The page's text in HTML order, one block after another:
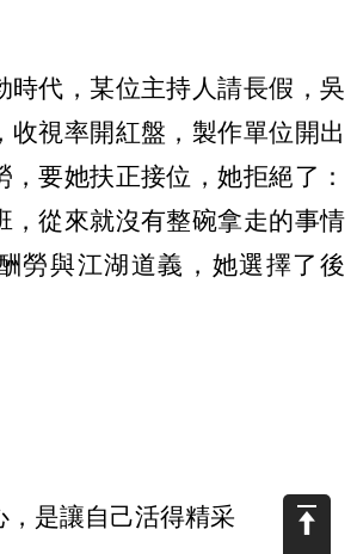
時代，某位主持人請長假，吳
收視率開紅盤，製作單位開出
，要她扶正接位，她拒絕了：
，從來就沒有整碗拿走的事情
勞與江湖道義，她選擇了後
，是讓自己活得精采